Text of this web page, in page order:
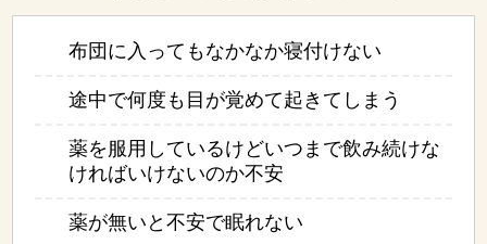
布団に入ってもなかなか寝付けない
途中で何度も目が覚めて起きてしまう
薬を服用しているけどいつまで飲み続けな
ければいけないのか不安
薬が無いと不安で眠れない